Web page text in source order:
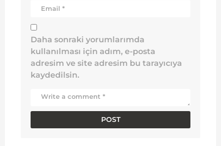
Daha sonraki yorumlarımda
kullanılması için adım, e-posta
adresim ve site adresim bu tarayıcıya
kaydedilsin.